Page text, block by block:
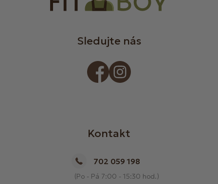
Sledujte nás
Kontakt
702 059 198
(Po - Pá 7:00 - 15:30 hod.)